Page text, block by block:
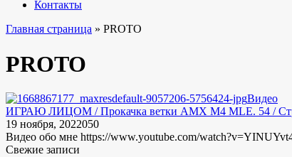
Контакты
Главная страница » PROTO
PROTO
Видео
ИГРАЮ ЛИЦОМ / Прокачка ветки AMX M4 MLE. 54 /
19 ноября, 2022050
Видео обо мне https://www.youtube.com/
Свежие записи